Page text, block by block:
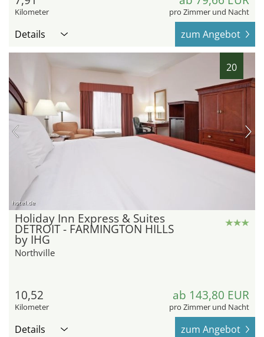
Kilometer pro Zimmer und Nacht
Details zum Angebot
20
hotel.de
Holiday Inn Express & Suites
DETROIT - FARMINGTON HILLS
by IHG
Northville
10,52
Kilometer
ab 143,80 EUR
pro Zimmer und Nacht
Details zum Angebot